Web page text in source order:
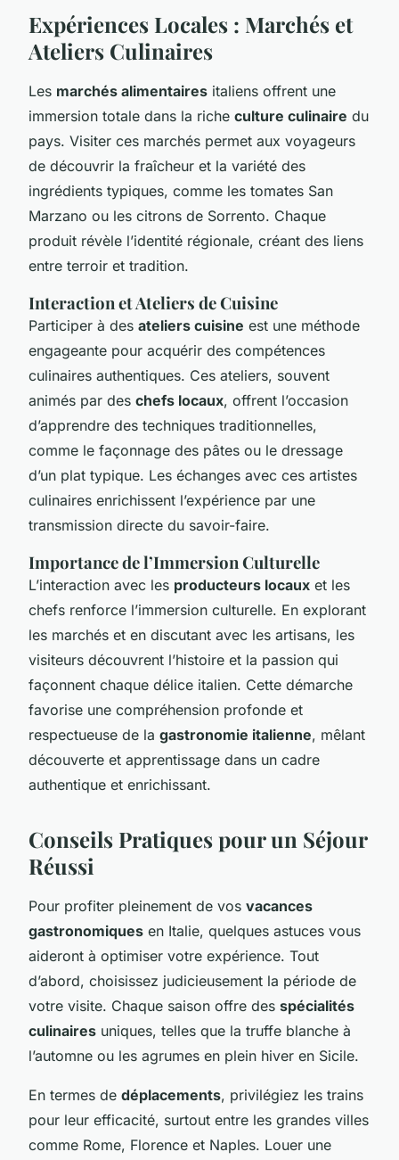
Expériences Locales : Marchés et
Ateliers Culinaires
Les marchés alimentaires italiens offrent une
immersion totale dans la riche culture culinaire du
pays. Visiter ces marchés permet aux voyageurs
de découvrir la fraîcheur et la variété des
ingrédients typiques, comme les tomates San
Marzano ou les citrons de Sorrento. Chaque
produit révèle l’identité régionale, créant des liens
entre terroir et tradition.
Interaction et Ateliers de Cuisine
Participer à des ateliers cuisine est une méthode
engageante pour acquérir des compétences
culinaires authentiques. Ces ateliers, souvent
animés par des chefs locaux, offrent l’occasion
d’apprendre des techniques traditionnelles,
comme le façonnage des pâtes ou le dressage
d’un plat typique. Les échanges avec ces artistes
culinaires enrichissent l’expérience par une
transmission directe du savoir-faire.
Importance de l’Immersion Culturelle
L’interaction avec les producteurs locaux et les
chefs renforce l’immersion culturelle. En explorant
les marchés et en discutant avec les artisans, les
visiteurs découvrent l’histoire et la passion qui
façonnent chaque délice italien. Cette démarche
favorise une compréhension profonde et
respectueuse de la gastronomie italienne, mêlant
découverte et apprentissage dans un cadre
authentique et enrichissant.
Conseils Pratiques pour un Séjour
Réussi
Pour profiter pleinement de vos vacances
gastronomiques en Italie, quelques astuces vous
aideront à optimiser votre expérience. Tout
d’abord, choisissez judicieusement la période de
votre visite. Chaque saison offre des spécialités
culinaires uniques, telles que la truffe blanche à
l’automne ou les agrumes en plein hiver en Sicile.
En termes de déplacements, privilégiez les trains
pour leur efficacité, surtout entre les grandes villes
comme Rome, Florence et Naples. Louer une